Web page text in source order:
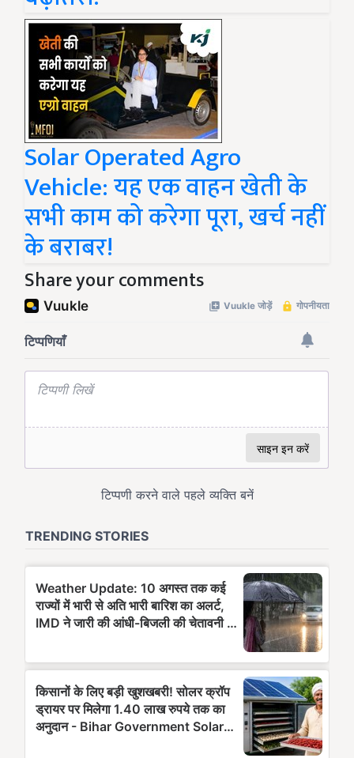
Solar Operated Agro
Vehicle: यह एक वाहन खेती के
सभी काम को करेगा पूरा, खर्च नहीं
के बराबर!
Share your comments